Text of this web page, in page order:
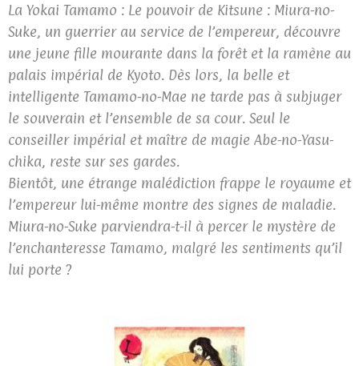
La Yokai Tamamo : Le pouvoir de Kitsune : Miura-no-
Suke, un guerrier au service de l’empereur, découvre
une jeune fille mourante dans la forêt et la ramène au
palais impérial de Kyoto. Dès lors, la belle et
intelligente Tamamo-no-Mae ne tarde pas à subjuger
le souverain et l’ensemble de sa cour. Seul le
conseiller impérial et maître de magie Abe-no-Yasu-
chika, reste sur ses gardes.
Bientôt, une étrange malédiction frappe le royaume et
l’empereur lui-même montre des signes de maladie.
Miura-no-Suke parviendra-t-il à percer le mystère de
l’enchanteresse Tamamo, malgré les sentiments qu’il
lui porte ?